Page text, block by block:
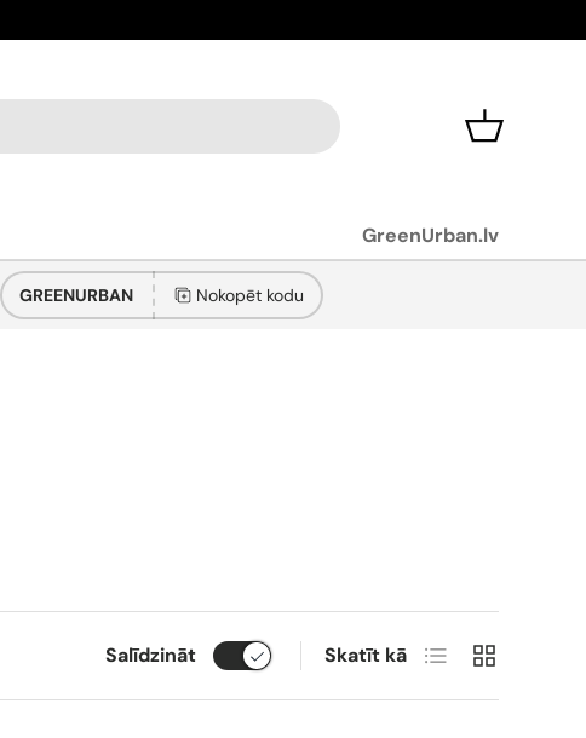
Grozs
GreenUrban.lv
GREENURBAN Nokopēt kodu
Salīdzināt Skatīt kā SarakstsRežģis